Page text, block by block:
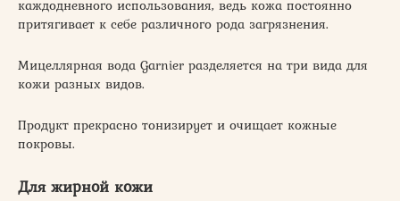
каждодневного использования, ведь кожа постоянно
притягивает к себе различного рода загрязнения.
Мицеллярная вода Garnier разделяется на три вида для
кожи разных видов.
Продукт прекрасно тонизирует и очищает кожные
покровы.
Для жирной кожи